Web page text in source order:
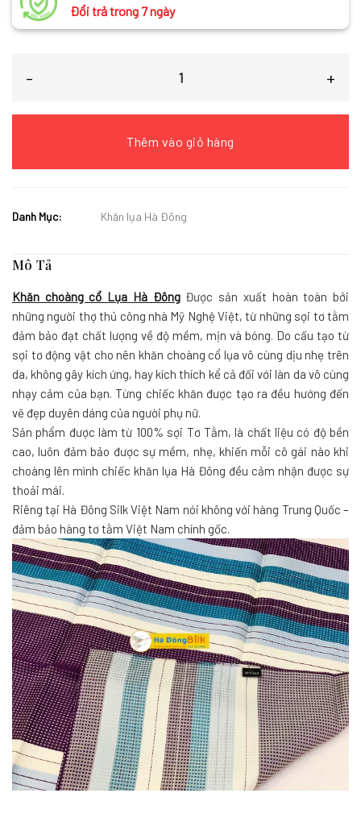
Đổi trả trong 7 ngày
Thêm vào giỏ hàng
Danh Mục: Khăn lụa Hà Đông
Mô Tả
Khăn choàng cổ Lụa Hà ĐôngĐược sản xuất hoàn toàn bởi
những người thợ thủ công nhà Mỹ Nghệ Việt, từ những sợi tơ tằm
đảm bảo đạt chất lượng về độ mềm, mịn và bóng. Do cấu tạo từ
sợi tơ động vật cho nên khăn choàng cổ lụa vô cùng dịu nhẹ trên
da, không gây kích ứng, hay kích thích kể cả đối với làn da vô cùng
nhạy cảm của bạn. Từng chiếc khăn được tạo ra đều hướng đến
vẽ đẹp duyên dáng của người phụ nữ.
Sản phẩm được làm từ 100% sợi Tơ Tằm, là chất liệu có độ bền
cao, luôn đảm bảo được sự mềm, nhẹ, khiến mỗi cô gái nào khi
choàng lên mình chiếc khăn lụa Hà Đông đều cảm nhận được sự
thoải mái.
Riêng tại Hà Đông Silk Việt Nam nói không với hàng Trung Quốc –
đảm bảo hàng tơ tằm Việt Nam chính gốc.